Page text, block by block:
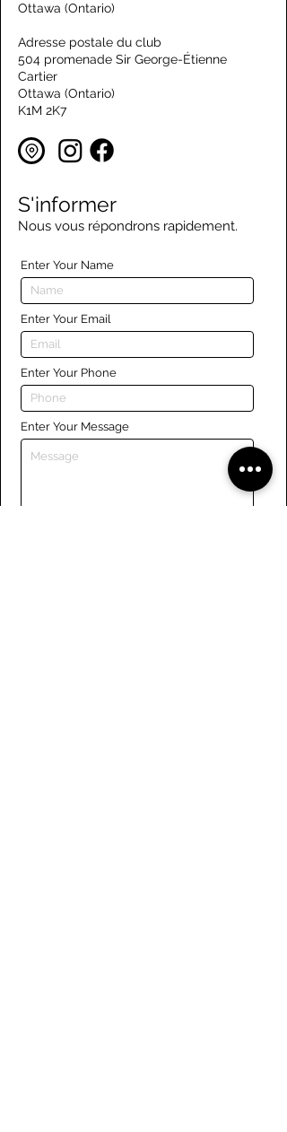
Ottawa (Ontario)
Adresse postale du club
504 promenade Sir George-Étienne
Cartier
Ottawa (Ontario)
K1M 2K7
S'informer
Nous vous répondrons rapidement.
Enter Your Name
Enter Your Email
Enter Your Phone
Enter Your Message